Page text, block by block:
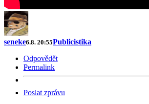
seneke6.8. 20:55Publicistika
Odpovědět
Permalink
Poslat zprávu